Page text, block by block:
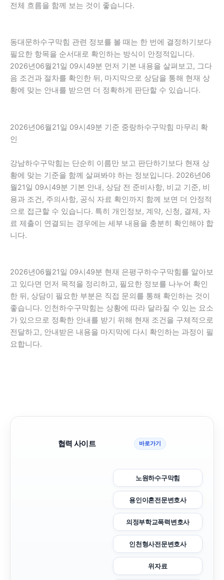
전체 흐름을 함께 보는 것이 좋습니다.
동대문하수구막힘 관련 정보를 볼 때는 한 번에 결정하기보다
필요한 항목을 순서대로 확인하는 방식이 안정적입니다.
2026년06월21일 09시49분 먼저 기본 내용을 살펴보고, 그다
음 조건과 절차를 확인한 뒤, 마지막으로 상담을 통해 현재 상
황에 맞는 안내를 받으면 더 정확하게 판단할 수 있습니다.
2026년06월21일 09시49분 기준 중랑하수구막힘 마무리 확
인
강남하수구막힘는 단순히 이름만 보고 판단하기보다 현재 상
황에 맞는 기준을 함께 살펴봐야 하는 정보입니다. 2026년06
월21일 09시49분 기본 안내, 상담 전 준비사항, 비교 기준, 비
용과 조건, 주의사항, 공식 자료 확인까지 함께 보면 더 안정적
으로 접근할 수 있습니다. 특히 개인정보, 계약, 신청, 결제, 자
료 제출이 연결되는 경우에는 세부 내용을 충분히 확인해야 합
니다.
2026년06월21일 09시49분 현재 은평구하수구막힘를 알아보
고 있다면 먼저 목적을 정리하고, 필요한 정보를 나누어 확인
한 뒤, 상담이 필요한 부분은 직접 문의를 통해 확인하는 것이
좋습니다. 인천하수구막힘는 상황에 따라 달라질 수 있는 요소
가 있으므로 정확한 안내를 받기 위해 현재 조건을 구체적으로
전달하고, 안내받은 내용을 마지막에 다시 확인하는 과정이 필
요합니다.
협력 사이트 바로가기
노원하수구막힘
용인이혼전문변호사
의정부학교폭력변호사
인천형사전문변호사
위자료